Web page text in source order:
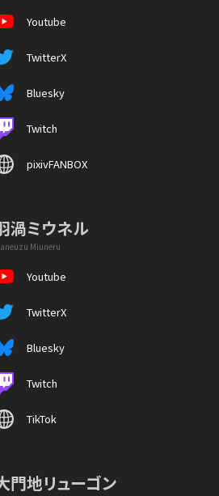
Youtube
TwitterX
Bluesky
Twitch
pixivFANBOX
渦ミウネル
Miuneru
Youtube
TwitterX
Bluesky
Twitch
TikTok
門地リューゴン